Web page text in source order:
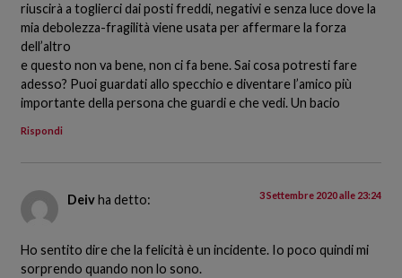
riuscirà a toglierci dai posti freddi, negativi e senza luce dove la
mia debolezza-fragilità viene usata per affermare la forza
dell’altro
e questo non va bene, non ci fa bene. Sai cosa potresti fare
adesso? Puoi guardati allo specchio e diventare l’amico più
importante della persona che guardi e che vedi. Un bacio
Rispondi
Deiv ha detto: 3 Settembre 2020 alle 23:24
Ho sentito dire che la felicità è un incidente. Io poco quindi mi
sorprendo quando non lo sono.